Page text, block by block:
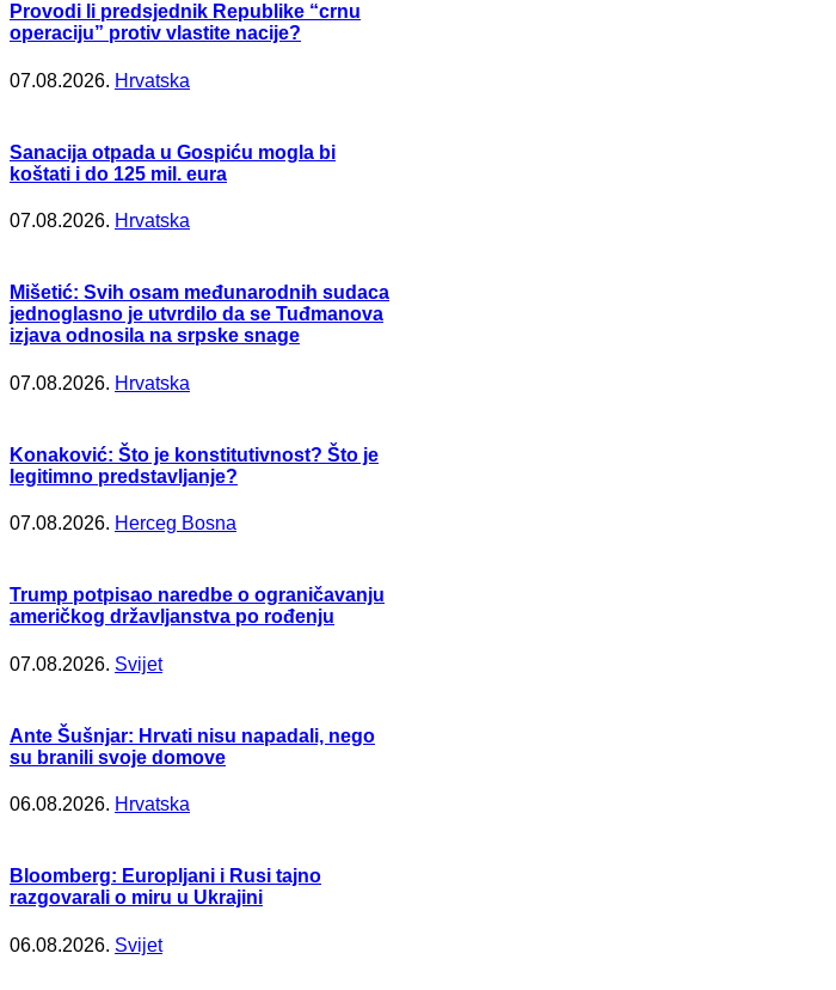
Provodi li predsjednik Republike “crnu
operaciju” protiv vlastite nacije?
07.08.2026. Hrvatska
Sanacija otpada u Gospiću mogla bi
koštati i do 125 mil. eura
07.08.2026. Hrvatska
Mišetić: Svih osam međunarodnih sudaca
jednoglasno je utvrdilo da se Tuđmanova
izjava odnosila na srpske snage
07.08.2026. Hrvatska
Konaković: Što je konstitutivnost? Što je
legitimno predstavljanje?
07.08.2026. Herceg Bosna
Trump potpisao naredbe o ograničavanju
američkog državljanstva po rođenju
07.08.2026. Svijet
Ante Šušnjar: Hrvati nisu napadali, nego
su branili svoje domove
06.08.2026. Hrvatska
Bloomberg: Europljani i Rusi tajno
razgovarali o miru u Ukrajini
06.08.2026. Svijet